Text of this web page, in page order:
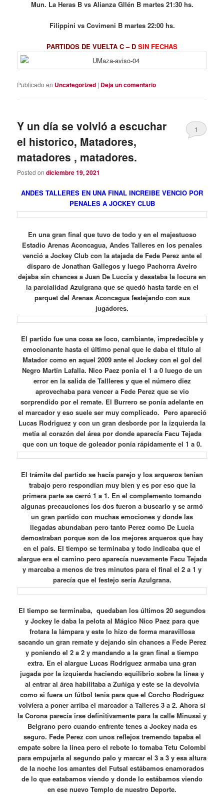
Mun. La Heras B vs Alianza Gllén B martes 21:30 hs.
Filippini vs Covimeni B martes 22:00 hs.
PARTIDOS DE VUELTA C – D SIN FECHAS
Publicado en Uncategorized | Deja un comentario
Y un día se volvió a escuchar
el historico, Matadores,
matadores , matadores.
Posted ondiciembre 19, 2021
1
ANDES TALLERES EN UNA FINAL INCREIBE VENCIO POR
PENALES A JOCKEY CLUB
En una gran final que tuvo de todo y en el majestuoso
Estadio Arenas Aconcagua, Andes Talleres en los penales
venció a Jockey Club con la atajada de Fede Perez ante el
disparo de Jonathan Gallegos y luego Pachorra Aveiro
dejaba sin chances a Juan De Luccia y desataba la locura en
la parcialidad Azulgrana que se quedó hasta tarde en el
parquet del Arenas Aconcagua festejando con sus
jugadores.
El partido fue una cosa se loco, cambiante, impredecible y
emocionante hasta el último penal que le daba el título al
Matador como en aquel 2009 ante el Jockey con el gol del
Negro Martín Lafalla. Nico Paez ponía el 1 a 0 luego de un
error en la salida de Tallleres y que el número diez
aprovechaba para vencer a Fede Perez que se vio
sorprendido por el remate. El Burrero se ponía adelante en
el marcador y eso suele ser muy complicado. Pero apareció
Lucas Rodriguez y con un gran desborde por la izquierda la
metía al corazón del área por donde aparecía Facu Tejada
que con un toque de goleador ponía rápidamente el 1 a 0.
El trámite del partido se hacía parejo y los arqueros tenían
trabajo pero respondían muy bien y es por eso que la
primera parte se cerró 1 a 1. En el complemento tomando
algunas precauciones los dos fueron a buscarlo y se armó
un gran partido con muchas emociones y donde las
llegadas abundaban pero tanto Perez como De Lucia
demostraban porque son de los mejores arqueros que hay
en el país. El tiempo se terminaba y todo indicaba que el
alargue era el camino pero aparecía nuevamente Facu Tejada
y marcaba a menos de tres minutos para el final el 2 a 1 y
parecía que el festejo sería Azulgrana.
El tiempo se terminaba, quedaban los últimos 20 segundos
y Jockey le daba la pelota al Mágico Nico Paez para que
frotara la lámpara y este lo hizo de forma maravillosa
sacando un gran remate y dejando sin chances a Fede Perez
y poniendo el 2 a 2 y mandando a la gran final a tiempo
extra. En el alargue Lucas Rodriguez armaba una gran
jugada por la izquierda haciendo equilibrio sobre la línea y
al entrar al área habilitaba a Zuñiga y este se la devolvía
como si fuera un fútbol tenis para que el Corcho Rodriguez
volviera a poner arriba el marcador a Talleres 3 a 2. Ahora si
la Corona parecía irse definitivamente para la calle Minussi y
Belgrano pero cuando enfrente tenes a Jockey nada es
seguro. Fede Perez con unos reflejos tremendo tapaba el
empate sobre la línea pero el rebote lo tomaba Tetu Colombi
para empujarla al segundo palo y marcar el 3 a 3 y esa altura
de la noche los amantes del Futsal estábamos enamorados
de lo que eatabamos viendo y donde lo estábamos viendo
en ese nuevo Templo de nuestro Deporte.